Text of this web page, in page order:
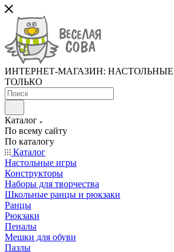
ИНТЕРНЕТ-МАГАЗИН: НАСТОЛЬНЫЕ
ТОЛЬКО
Каталог
По всему сайту
По каталогу
Каталог
Настольные игры
Конструкторы
Наборы для творчества
Школьные ранцы и рюкзаки
Ранцы
Рюкзаки
Пеналы
Мешки для обуви
Пазлы